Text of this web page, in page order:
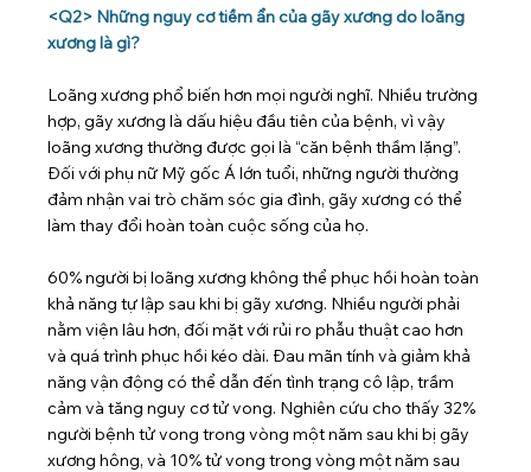
<Q2> Những nguy cơ tiềm ẩn của gãy xương do loãng
xương là gì?
Loãng xương phổ biến hơn mọi người nghĩ. Nhiều trường
hợp, gãy xương là dấu hiệu đầu tiên của bệnh, vì vậy
loãng xương thường được gọi là “căn bệnh thầm lặng”.
Đối với phụ nữ Mỹ gốc Á lớn tuổi, những người thường
đảm nhận vai trò chăm sóc gia đình, gãy xương có thể
làm thay đổi hoàn toàn cuộc sống của họ.
60% người bị loãng xương không thể phục hồi hoàn toàn
khả năng tự lập sau khi bị gãy xương. Nhiều người phải
nằm viện lâu hơn, đối mặt với rủi ro phẫu thuật cao hơn
và quá trình phục hồi kéo dài. Đau mãn tính và giảm khả
năng vận động có thể dẫn đến tình trạng cô lập, trầm
cảm và tăng nguy cơ tử vong. Nghiên cứu cho thấy 32%
người bệnh tử vong trong vòng một năm sau khi bị gãy
xương hông, và 10% tử vong trong vòng một năm sau